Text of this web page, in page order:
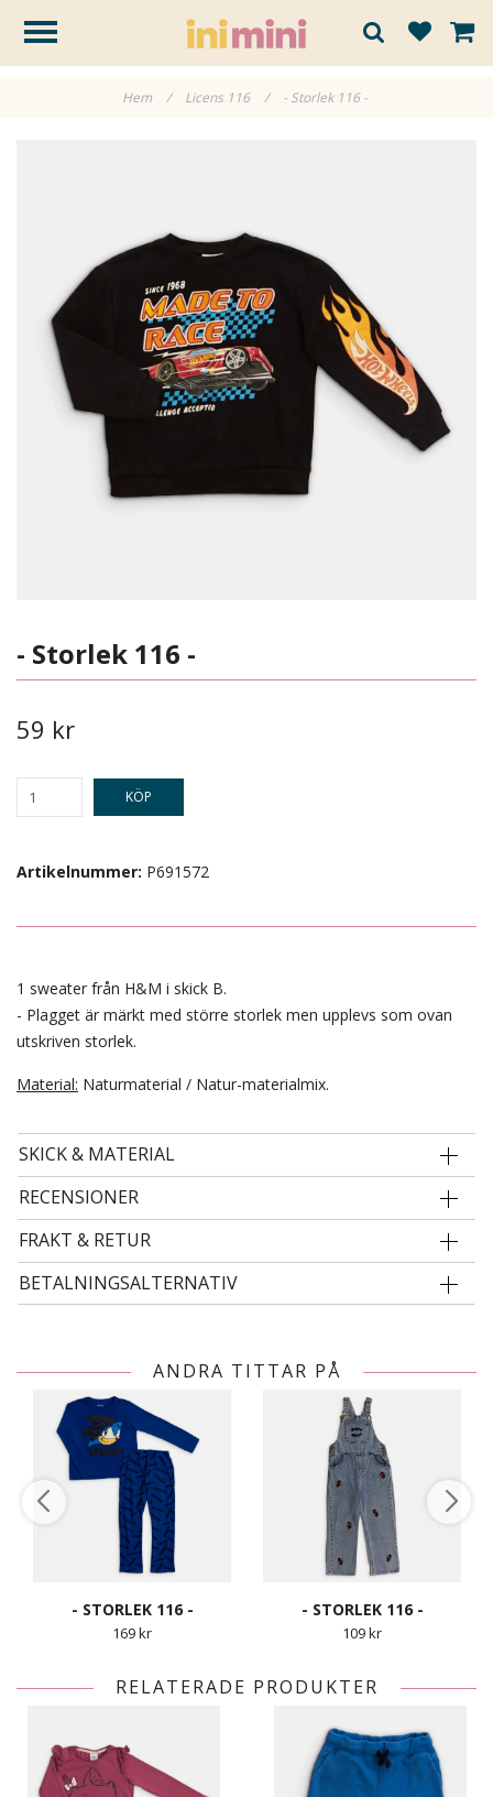
Hem / Licens 116 / - Storlek 116 -
- Storlek 116 -
59 kr
KÖP
Artikelnummer: P691572
1 sweater från H&M i skick B.
- Plagget är märkt med större storlek men upplevs som ovan
utskriven storlek.
Material: Naturmaterial / Natur-materialmix.
SKICK & MATERIAL
RECENSIONER
FRAKT & RETUR
BETALNINGSALTERNATIV
ANDRA TITTAR PÅ
- STORLEK 116 -
169 kr
- STORLEK 116 -
109 kr
RELATERADE PRODUKTER